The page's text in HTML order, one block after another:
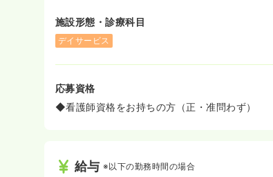
施設形態・診療科目
デイサービス
応募資格
◆看護師資格をお持ちの方（正・准問わず）
給与 ※以下の勤務時間の場合